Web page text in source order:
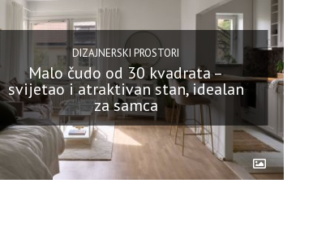
DIZAJNERSKI PROSTORI
Malo čudo od 30 kvadrata –
svijetao i atraktivan stan, idealan
za samca